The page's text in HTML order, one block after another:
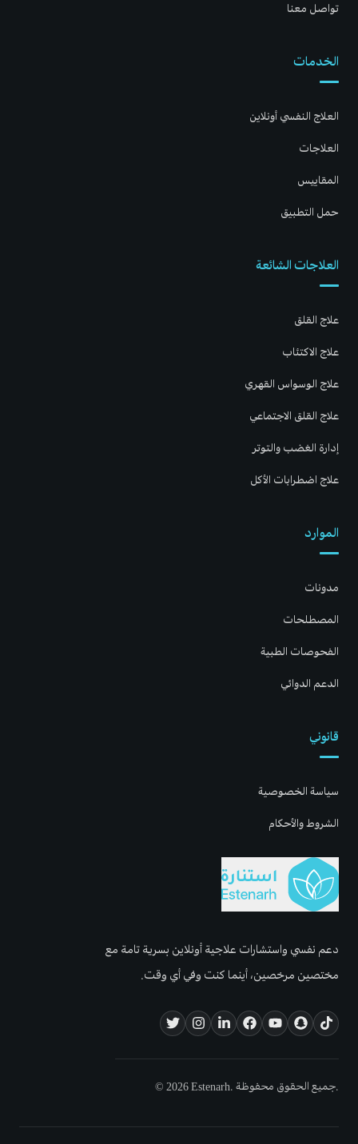
دعم نفسي واستشارات علاجية أونلاين بسرية تامة مع
مختصين مرخصين، أينما كنت وفي أي وقت.
© 2026 Estenarh. جميع الحقوق محفوظة.
تواصل معنا
الخدمات
العلاج النفسي أونلاين
العلاجات
المقاييس
حمل التطبيق
العلاجات الشائعة
علاج القلق
علاج الاكتئاب
علاج الوسواس القهري
علاج القلق الاجتماعي
إدارة الغضب والتوتر
علاج اضطرابات الأكل
الموارد
مدونات
المصطلحات
الفحوصات الطبية
الدعم الدوائي
قانوني
سياسة الخصوصية
الشروط والأحكام